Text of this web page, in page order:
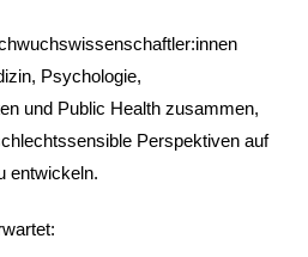
Psychologie,
und Public Health zusammen,
Perspektiven auf
entwickeln.